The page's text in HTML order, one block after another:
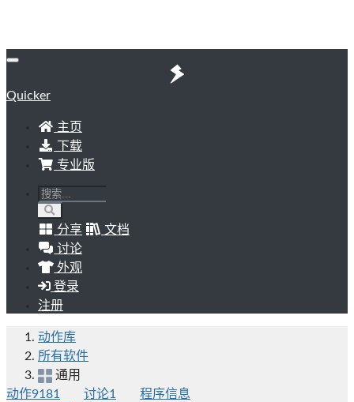
Quicker
主页
下载
专业版
分享
文档
讨论
外观
登录
注册
动作库
所有软件
通用
动作9181 讨论1 程序信息